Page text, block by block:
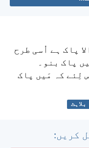
پاک ہے اُسی طرح
پاک بنو۔
لِئے کہ مَیں پاک
بلاہٹ
کریں: